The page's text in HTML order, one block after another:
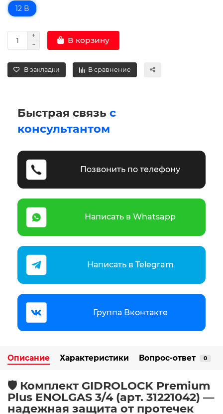
12 В
В корзину
В закладки В сравнение
Быстрая связь с
консультантом
Позвонить по телефону
Написать в Whatsapp
Написать в Telegram
Группа Вконтакте
Описание Характеристики Вопрос-ответ 0
🛡️ Комплект GIDROLOCK Premium
Plus ENOLGAS 3/4 (арт. 31221042) —
надежная защита от протечек